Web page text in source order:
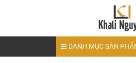
DANH MỤC SẢN